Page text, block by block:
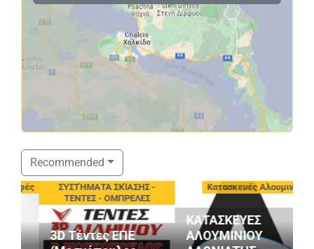
Recommended
ΣΥΣΤΉΜΑΤΑ ΣΚΊΑΣΗΣ -
ΤΕΝΤΕΣ - ΟΜΠΡΕΛΕΣ
3D Τέντες ΕΠΕ
Κατασκευές Αλουμινίου
ΚΑΤΑΣΚΕΥΕΣ
ΑΛΟΥΜΙΝΙΟΥ